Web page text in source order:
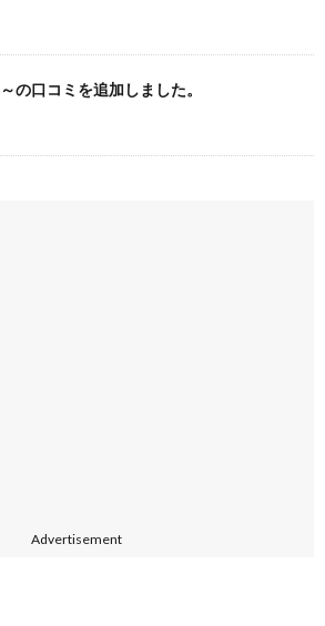
の口コミを追加しました。
Advertisement